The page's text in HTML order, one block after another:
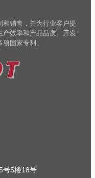
销售，并为行业客户提
产效率和产品品质。开发
国家专利。
号5楼18号